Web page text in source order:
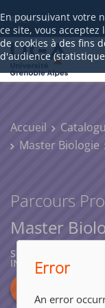
En poursuivant votre
ce site, vous
de cookies à des fins
d'audience
Aller à
Accueil
Master Biologie
Parcours
Master
SCIENCES,
INGÉNIERIE
Error
An error